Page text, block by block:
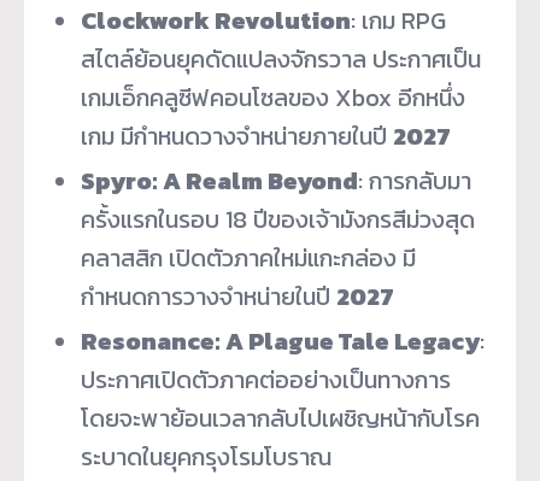
Clockwork Revolution: เกม RPG
สไตล์ย้อนยุคดัดแปลงจักรวาล ประกาศเป็น
เกมเอ็กคลูซีฟคอนโซลของ Xbox อีกหนึ่ง
เกม มีกำหนดวางจำหน่ายภายในปี 2027
Spyro: A Realm Beyond: การกลับมา
ครั้งแรกในรอบ 18 ปีของเจ้ามังกรสีม่วงสุด
คลาสสิก เปิดตัวภาคใหม่แกะกล่อง มี
กำหนดการวางจำหน่ายในปี 2027
Resonance: A Plague Tale Legacy:
ประกาศเปิดตัวภาคต่ออย่างเป็นทางการ
โดยจะพาย้อนเวลากลับไปเผชิญหน้ากับโรค
ระบาดในยุคกรุงโรมโบราณ